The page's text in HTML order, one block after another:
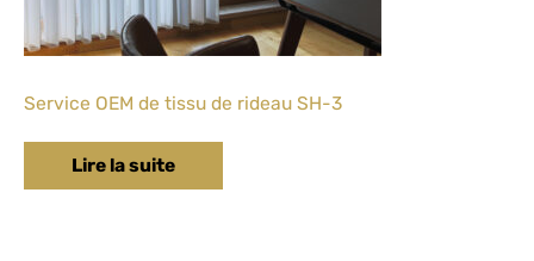
Service OEM de tissu de rideau SH-3
Lire la suite